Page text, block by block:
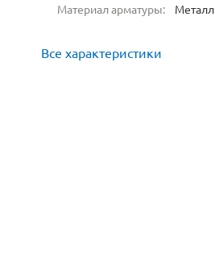
Материал арматуры:
Металл
Все характеристики